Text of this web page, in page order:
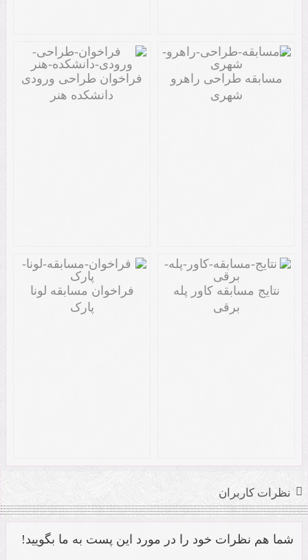
مسابقه طراحی راهرو
شهری
فراخوان طراحی ورودی
دانشکده هنر
نتایج مسابقه کاور پله
برقی
فراخوان مسابقه لونا
پارک
نظرات کاربران
شما هم نظرات خود را در مورد این پست به ما بگویید!